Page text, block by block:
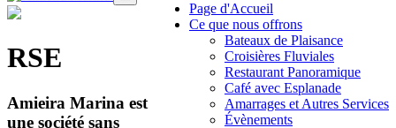
Page d'Accueil
Ce que nous offrons
Bateaux de Plaisance
Croisières Fluviales
Restaurant Panoramique
Café avec Esplanade
Amarrages et Autres Services
Évènements
RSE
Amieira Marina est
une société sans